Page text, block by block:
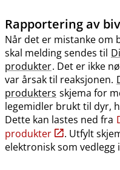
Rapportering av
Når det er mistanke om
skal melding sendes til
produkter. Det er ikke
var årsak til reaksjonen.
produkters skjema for
legemidler brukt til dyr,
Dette kan lastes ned fra
produkter
. Utfylt
elektronisk som vedlegg